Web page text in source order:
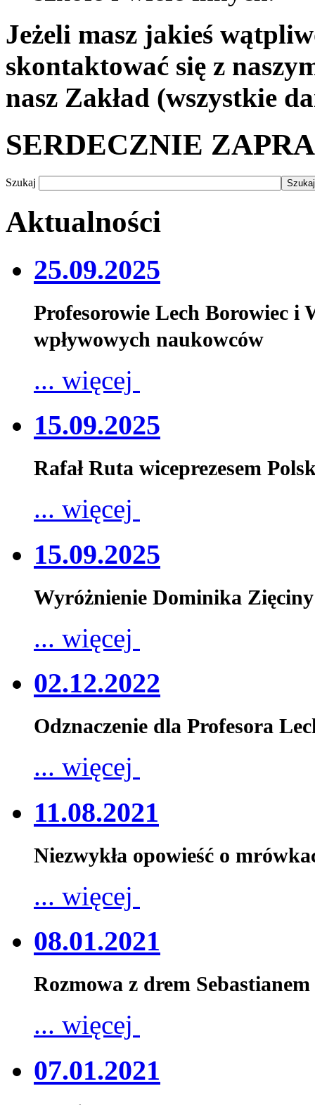
Jeżeli masz jakieś
skontaktować się z
nasz Zakład (wszystkie
SERDECZNIE
Szukaj
Aktualności
25.09.2025
Profesorowie Lech Borowiec i
wpływowych naukowców
... więcej
15.09.2025
Rafał Ruta wiceprezesem
... więcej
15.09.2025
Wyróżnienie Dominika Zięciny
... więcej
02.12.2022
Odznaczenie dla Profesora
... więcej
11.08.2021
Niezwykła opowieść o
... więcej
08.01.2021
Rozmowa z drem
... więcej
07.01.2021